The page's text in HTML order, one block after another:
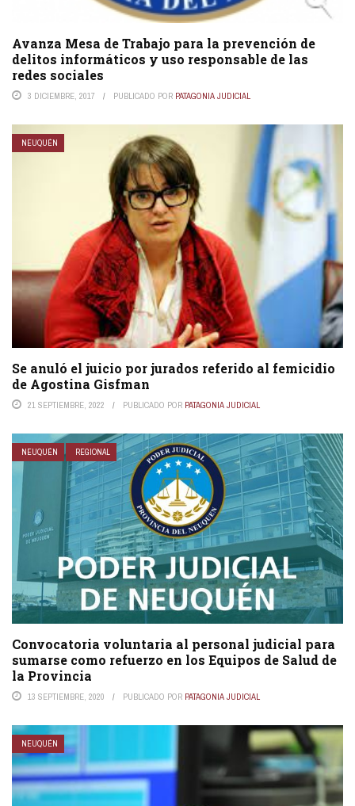
Avanza Mesa de Trabajo para la prevención de
delitos informáticos y uso responsable de las
redes sociales
3 DICIEMBRE, 2017 PUBLICADO POR PATAGONIA JUDICIAL
NEUQUÉN
Se anuló el juicio por jurados referido al femicidio
de Agostina Gisfman
21 SEPTIEMBRE, 2022 PUBLICADO POR PATAGONIA JUDICIAL
NEUQUÉN REGIONAL
Convocatoria voluntaria al personal judicial para
sumarse como refuerzo en los Equipos de Salud de
la Provincia
13 SEPTIEMBRE, 2020 PUBLICADO POR PATAGONIA JUDICIAL
NEUQUÉN